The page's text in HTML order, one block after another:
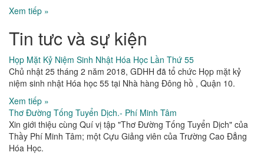
Xem tiếp »
Tin tưc và sự kiện
Họp Mặt Kỷ Niệm Sinh Nhật Hóa Học Lần Thứ 55
Chủ nhật 25 tháng 2 năm 2018, GDHH đã tổ chức Họp mặt kỷ
niệm sinh nhật Hóa học 55 tại Nhà hàng Đông hồ , Quận 10.
Xem tiếp »
Thơ Đường Tống Tuyển Dịch.- Phí Minh Tâm
Xin giới thiệu cùng Quí vị tập "Thơ Đường Tống Tuyển Dịch" của
Thầy Phí Minh Tâm; một Cựu Giảng viên của Trường Cao Đẳng
Hóa Học.